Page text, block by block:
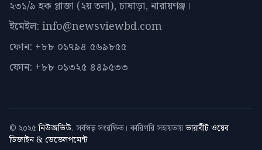
২৩১/৯ হক প্লাজা (২য় তলা), চাষাড়া, নারায়ণঞ্জ।
ইমেইল: info@newsviewbd.com
ফোন: +৮৮ ০১৭৯৪ ৫৬৯৮৫৫
ফোন: +৮৮ ০১৩২৫ ৪৪৯৫৩৩
© ২০২৫ নিউজভিউ. সর্বস্বত্ব সংরক্ষিত। কারিগরি সহায়তায়ভারাবীট ওয়েব
ডিজাইন & ডেভেলপমেন্ট